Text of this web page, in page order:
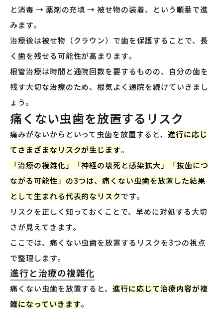
と消毒 → 薬剤の充填 → 被せ物の装着、という順番で進
みます。
治療後は被せ物（クラウン）で歯を保護することで、長
く歯を残せる可能性が高まります。
根管治療は時間と通院回数を要するものの、自分の歯を
残す大切な治療のため、根気よく通院を続けていきまし
ょう。
痛くない虫歯を放置するリスク
痛みがないからといって虫歯を放置すると、 進行に応じ
てさまざまなリスクが生じます。
「治療の複雑化」「神経の壊死と感染拡大」「抜歯につ
ながる可能性」の3つは、痛くない虫歯を放置した結果
として生まれる代表的なリスクです。
リスクを正しく知っておくことで、早めに対処する大切
さが見えてきます。
ここでは、痛くない虫歯を放置するリスクを3つの視点
で整理します。
進行と治療の複雑化
痛くない虫歯を放置すると、進行に応じて治療内容が複
雑になっていきます。